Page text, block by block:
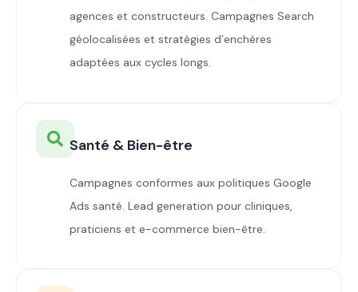
agences et constructeurs. Campagnes Search
géolocalisées et stratégies d’enchères
adaptées aux cycles longs.
Santé & Bien-être
Campagnes conformes aux politiques Google
Ads santé. Lead generation pour cliniques,
praticiens et e-commerce bien-être.